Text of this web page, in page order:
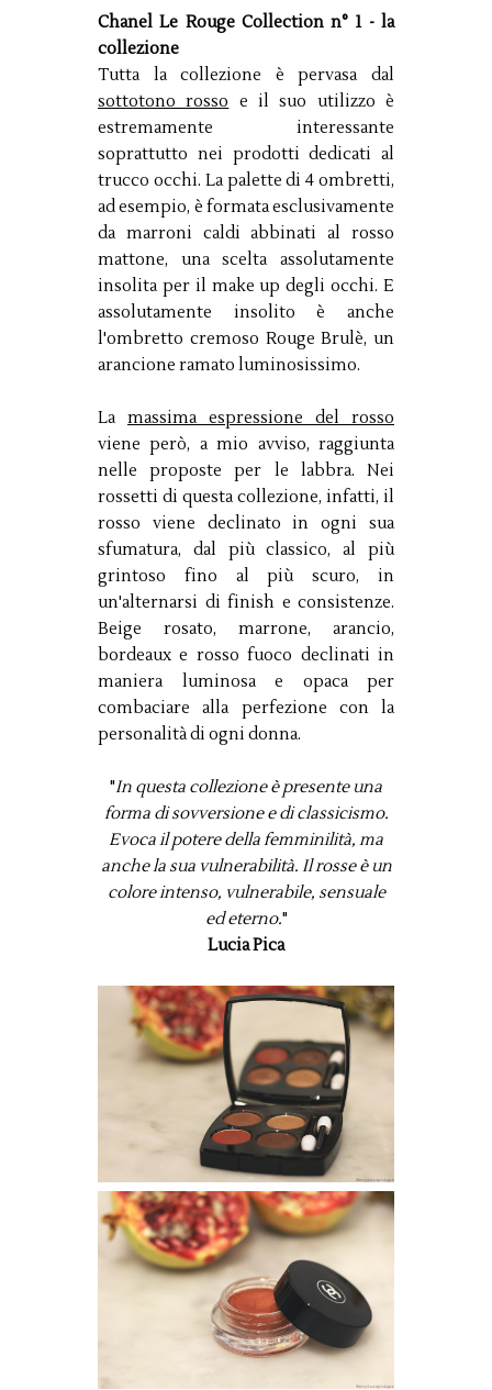
Chanel Le Rouge Collection n° 1 - la
collezione
Tutta la collezione è pervasa dal
sottotono rosso e il suo utilizzo è
estremamente interessante
soprattutto nei prodotti dedicati al
trucco occhi. La palette di 4 ombretti,
ad esempio, è formata esclusivamente
da marroni caldi abbinati al rosso
mattone, una scelta assolutamente
insolita per il make up degli occhi. E
assolutamente insolito è anche
l'ombretto cremoso Rouge Brulè, un
arancione ramato luminosissimo.
La massima espressione del rosso
viene però, a mio avviso, raggiunta
nelle proposte per le labbra. Nei
rossetti di questa collezione, infatti, il
rosso viene declinato in ogni sua
sfumatura, dal più classico, al più
grintoso fino al più scuro, in
un'alternarsi di finish e consistenze.
Beige rosato, marrone, arancio,
bordeaux e rosso fuoco declinati in
maniera luminosa e opaca per
combaciare alla perfezione con la
personalità di ogni donna.
"In questa collezione è presente una
forma di sovversione e di classicismo.
Evoca il potere della femminilità, ma
anche la sua vulnerabilità. Il rosse è un
colore intenso, vulnerabile, sensuale
ed eterno."
Lucia Pica